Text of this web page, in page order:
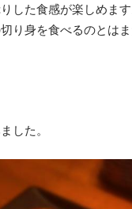
した食感が楽しめま
り身を食べるのとは
した。